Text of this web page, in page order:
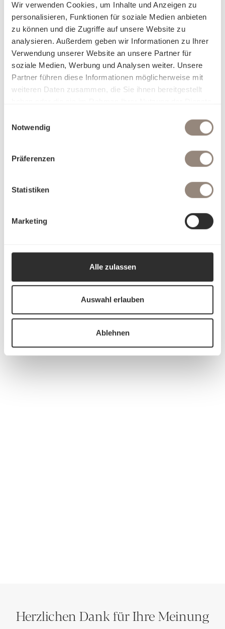
Wir verwenden Cookies, um Inhalte und Anzeigen zu
personalisieren, Funktionen für soziale Medien anbieten
zu können und die Zugriffe auf unsere Website zu
analysieren. Außerdem geben wir Informationen zu Ihrer
Verwendung unserer Website an unsere Partner für
soziale Medien, Werbung und Analysen weiter. Unsere
Partner führen diese Informationen möglicherweise mit
weiteren Daten zusammen, die Sie ihnen bereitgestellt
Notwendig
Präferenzen
Statistiken
Marketing
Alle zulassen
Auswahl erlauben
Ablehnen
Herzlichen Dank für Ihre Meinung